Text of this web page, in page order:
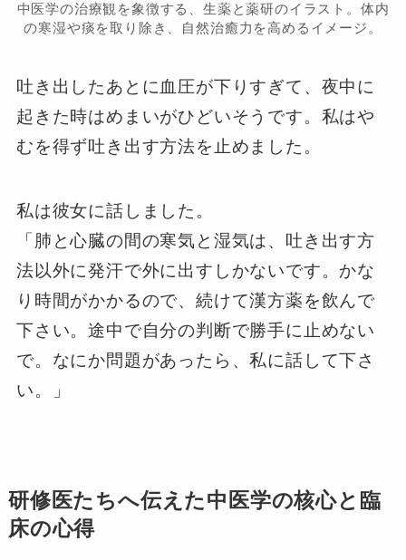
中医学の治療観を象徴する、生薬と薬研のイラスト。体内
の寒湿や痰を取り除き、自然治癒力を高めるイメージ。
吐き出したあとに血圧が下りすぎて、夜中に
起きた時はめまいがひどいそうです。私はや
むを得ず吐き出す方法を止めました。
私は彼女に話しました。
「肺と心臓の間の寒気と湿気は、吐き出す方
法以外に発汗で外に出すしかないです。かな
り時間がかかるので、続けて漢方薬を飲んで
下さい。途中で自分の判断で勝手に止めない
で。なにか問題があったら、私に話して下さ
い。」
研修医たちへ伝えた中医学の核心と臨
床の心得